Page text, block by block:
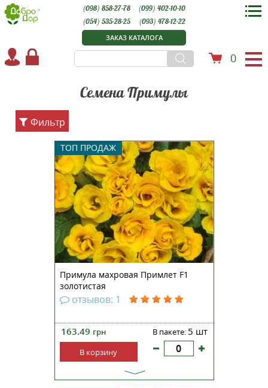
ЗАКАЗ КАТАЛОГА
0
(098) 858-27-78
(099) 402-10-10
(054) 535-28-25
(093) 478-12-22
Семена Примулы
ТОП ПРОДАЖ
Примула крупноцветковая
махровая Примлет F1 —
непревзойденная серия с
ароматными махровыми
цветами, которые по форме
похожи на розу. Компактные
кустики, высотой 13-15
сантиметров, прекрасно
смотрятся на клумбах, рабатках,...
Примула махровая Примлет F1
золотистая
отзывов: 1
163.49 грн В пакете: 5 шт
В корзину
Фильтр